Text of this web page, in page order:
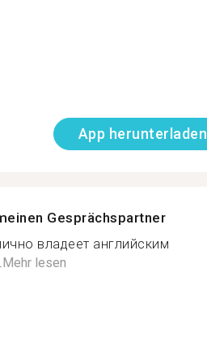
App herunterladen
Gesprächspartner
владеет английским
Mehr lesen